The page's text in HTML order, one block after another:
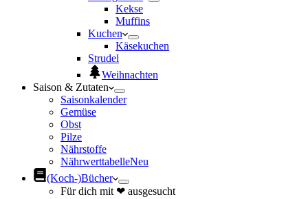
Kekse
Muffins
Kuchen
Käsekuchen
Strudel
Weihnachten
Saison & Zutaten
Saisonkalender
Gemüse
Obst
Pilze
Nährstoffe
NährwerttabelleNeu
(Koch-)Bücher
Für dich mit ❤ ausgesucht